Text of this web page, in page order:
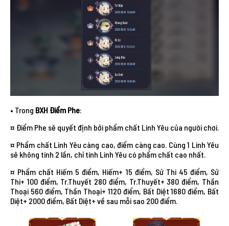
• Trong BXH Điểm Phe:
¤ Điểm Phe sẽ quyết định bởi phẩm chất Linh Yêu của người chơi.
¤ Phẩm chất Linh Yêu càng cao, điểm càng cao. Cùng 1 Linh Yêu
sẽ không tính 2 lần, chỉ tính Linh Yêu có phẩm chất cao nhất.
¤ Phẩm chất Hiếm 5 điểm, Hiếm+ 15 điểm, Sử Thi 45 điểm, Sử
Thi+ 100 điểm, Tr.Thuyết 280 điểm, Tr.Thuyết+ 380 điểm, Thần
Thoại 560 điểm, Thần Thoại+ 1120 điểm, Bất Diệt 1680 điểm, Bất
Diệt+ 2000 điểm, Bất Diệt+ về sau mỗi sao 200 điểm.